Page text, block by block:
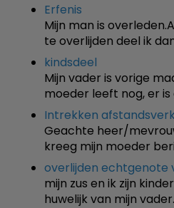
Erfenis
Mijn man is
te overlijden deel ik
kindsdeel
Mijn vader is vorige
moeder leeft nog, er is
Intrekken
Geachte heer/
kreeg mijn moeder
overlijden echtgenote
mijn zus en ik zijn
huwelijk van mijn